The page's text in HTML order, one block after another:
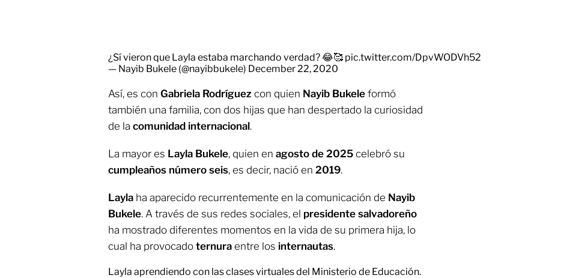
¿Sí vieron que Layla estaba marchando verdad? 😂🥰 pic.twitter.com/DpvWODVh52
— Nayib Bukele (@nayibbukele) December 22, 2020
Así, es con Gabriela Rodríguez con quien Nayib Bukele formó
también una familia, con dos hijas que han despertado la curiosidad
de la comunidad internacional.
La mayor es Layla Bukele, quien en agosto de 2025 celebró su
cumpleaños número seis, es decir, nació en 2019.
Layla ha aparecido recurrentemente en la comunicación de Nayib
Bukele. A través de sus redes sociales, el presidente salvadoreño
ha mostrado diferentes momentos en la vida de su primera hija, lo
cual ha provocado ternura entre los internautas.
Layla aprendiendo con las clases virtuales del Ministerio de Educación.